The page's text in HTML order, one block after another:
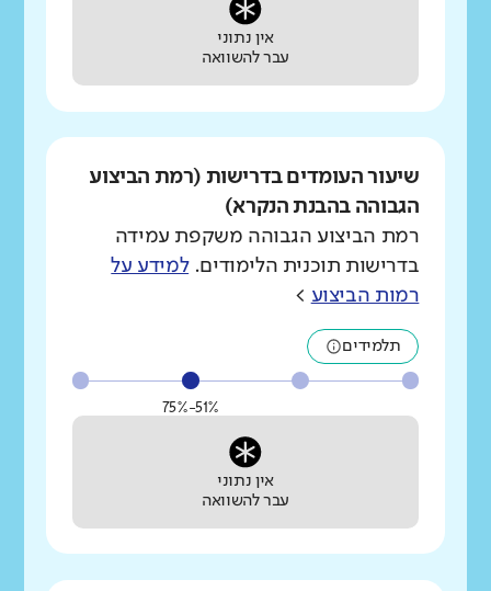
אין נתוני
עבר להשוואה
שיעור העומדים בדרישות (רמת הביצוע
הגבוהה בהבנת הנקרא)
רמת הביצוע הגבוהה משקפת עמידה
בדרישות תוכנית הלימודים.למידע על
רמות הביצוע >
תלמידים
51%-75%
אין נתוני
עבר להשוואה